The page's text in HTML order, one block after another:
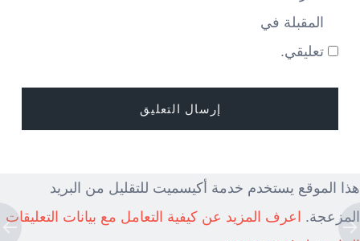
المقبلة في
تعليقي.
هذا الموقع يستخدم خدمة أكيسميت للتقليل من البريد
المزعجة.
اعرف المزيد عن كيفية التعامل مع بيانات التعليقات